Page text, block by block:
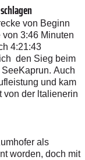
von Beginn
3:46 Minuten
4:21:43
den Sieg beim
Auch
und kam
von der ltalienerin
als
worden, doch mit